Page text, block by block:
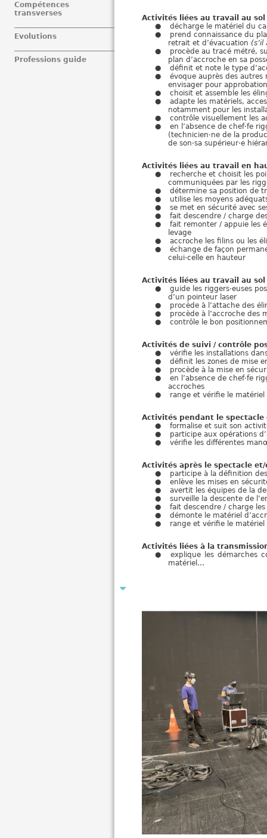
Activités liées au travail au
décharge le matériel du
prend connaissance du
retrait et d’évacuation
procède au tracé métré,
plan d’accroche en sa
définit et note le type
évoque auprès des autres
envisager pour
choisit et assemble les
adapte les matériels,
notamment pour les
contrôle visuellement les
en l’absence de chef·fe
(technicien·ne de la
de son·sa supérieur·e
Activités liées au travail en
recherche et choisit les
communiquées par les
détermine sa position de
utilise les moyens
se met en sécurité avec
fait descendre / charge
fait remonter / appuie les
levage
accroche les filins ou les
échange de façon
celui·celle en hauteur
Activités liées au travail au
guide les riggers·euses
d’un pointeur laser
procède à l’attache des
procède à l’accroche des
contrôle le bon
Activités de suivi / contrôle
vérifie les installations
définit les zones de mise
procède à la mise en
en l’absence de chef·fe
accroches
range et vérifie le matériel
Activités pendant le
formalise et suit son
participe aux opérations
vérifie les différentes
Activités après le spectacle
participe à la définition
enlève les mises en
avertit les équipes de la
surveille la descente de
fait descendre / charge
démonte le matériel
range et vérifie le matériel
Activités liées à la
explique les démarches
matériel…
Compétences
transverses
Evolutions
Professions guide